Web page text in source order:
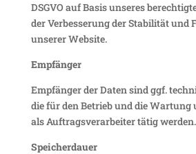
DSGVO auf Basis unseres
der Verbes­se­rung der Stabi­lität
unserer Website.
Empfänger
Empfänger der Daten sind ggf.
die für den Betrieb und die Wartung
als Auftrags­ver­ar­beiter tätig werden.
Spei­cher­dauer